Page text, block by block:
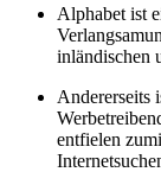
Alphabet ist
inländischen
Andererseits
entfielen